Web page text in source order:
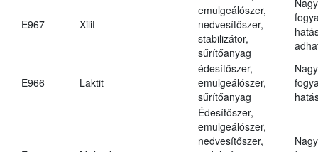
E967 Xilit
emulgeálószer,
nedvesítőszer,
stabilizátor,
sűrítőanyag
E966 Laktit
édesítőszer,
emulgeálószer,
sűrítőanyag
Édesítőszer,
emulgeálószer,
nedvesítőszer,